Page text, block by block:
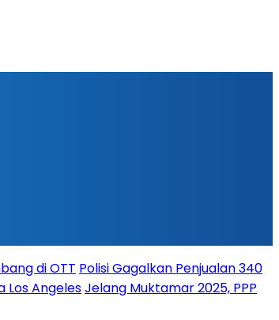
di OTT Polisi Gagalkan Penjualan 340
Los AngelesJelang Muktamar 2025, PPP